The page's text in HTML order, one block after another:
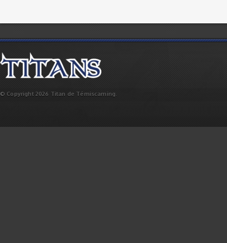
© Copyright 2026 Titan de Témiscaming.